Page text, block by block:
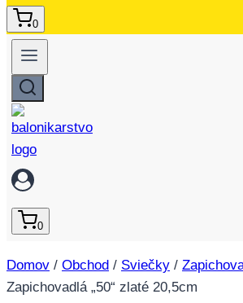
0
0
Domov / Obchod / Sviečky /
Zapichovadlá „50“ zlaté 20,5cm